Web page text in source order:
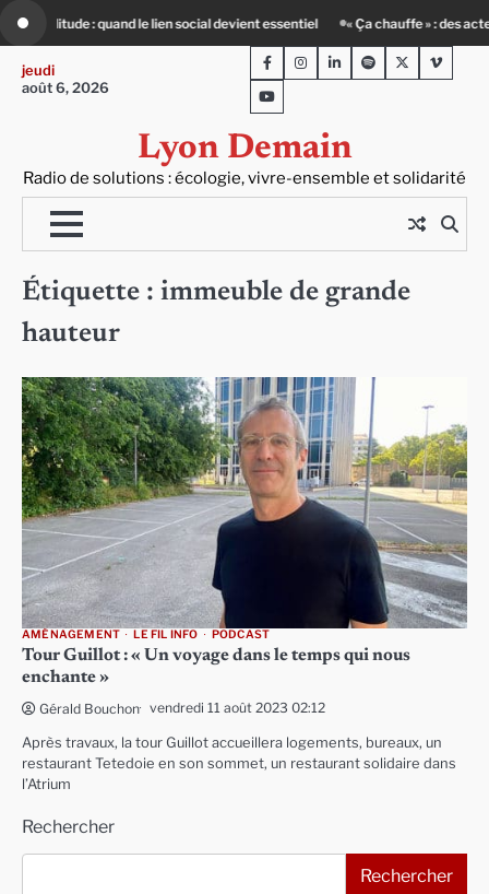
content
le lien social devient essentiel « Ça chauffe » : des acteurs du batiment
jeudi
août 6, 2026
Lyon Demain
Radio de solutions : écologie, vivre-ensemble et solidarité
FacebookInstagram
LinkedInSpotifyTwitterViméo
Youtube
Étiquette : immeuble de grande
hauteur
AMÉNAGEMENT LE FIL INFO PODCAST
Tour Guillot : « Un voyage dans le temps qui nous
enchante »
Gérald Bouchon vendredi 11 août 2023 02:12
Après travaux, la tour Guillot accueillera logements, bureaux, un
restaurant Tetedoie en son sommet, un restaurant solidaire dans
l’Atrium
Rechercher
Rechercher